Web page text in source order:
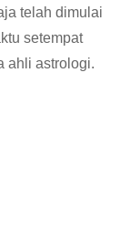
telah dimulai
setempat
ahli astrologi.